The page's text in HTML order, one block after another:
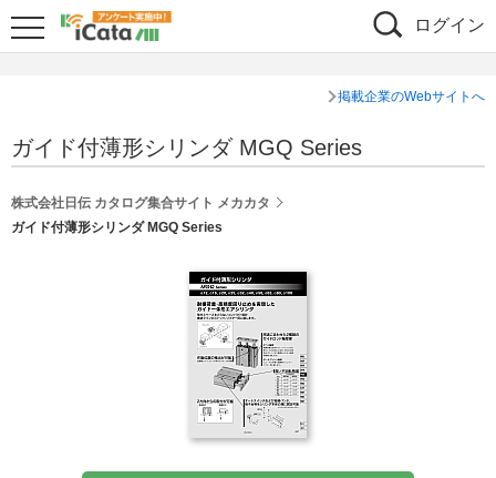
ログイン
掲載企業のWebサイトへ
ガイド付薄形シリンダ MGQ Series
株式会社日伝 カタログ集合サイト メカカタ
ガイド付薄形シリンダ MGQ Series